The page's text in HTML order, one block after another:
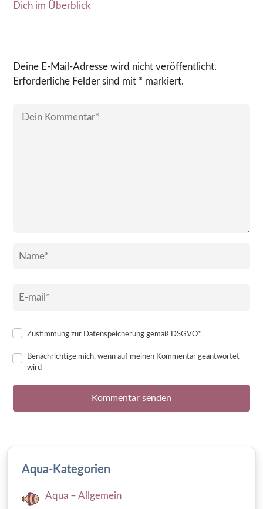
Dich im Überblick
Deine E-Mail-Adresse wird nicht veröffentlicht.
Erforderliche Felder sind mit * markiert.
Zustimmung zur Datenspeicherung gemäß DSGVO*
Benachrichtige mich, wenn auf meinen Kommentar geantwortet
wird
Aqua-Kategorien
Aqua – Allgemein